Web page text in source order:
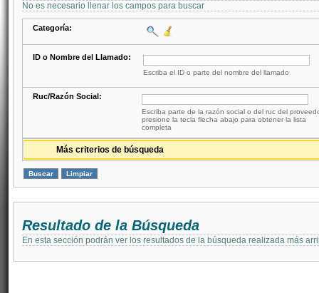
No es necesario llenar los campos para buscar
Categoría:
ID o Nombre del Llamado:
Escriba el ID o parte del nombre del llamado
Ruc/Razón Social:
Escriba parte de la razón social o del ruc del
presione la tecla flecha abajo para obtener la lista
completa
Más criterios de búsqueda
Resultado de la Búsqueda
En esta sección podrán ver los resultados de la búsqueda realizada más